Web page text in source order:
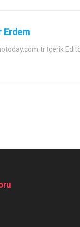
Erdem
İçerik